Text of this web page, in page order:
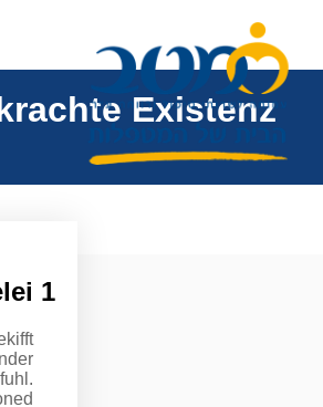
Existenz
1 Halt welcher Norgelei